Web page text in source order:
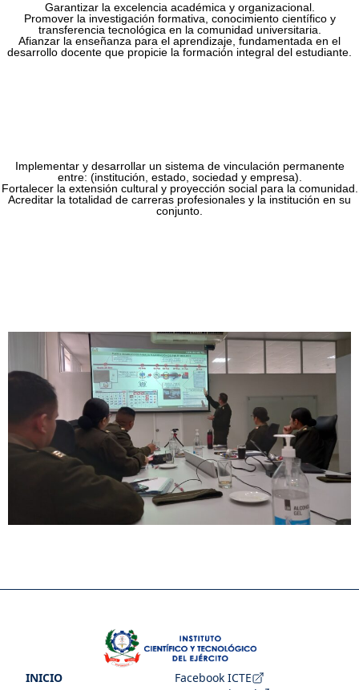
Garantizar la excelencia académica y organizacional.
Promover la investigación formativa, conocimiento científico y
transferencia tecnológica en la comunidad universitaria.
Afianzar la enseñanza para el aprendizaje, fundamentada en el
desarrollo docente que propicie la formación integral del estudiante.
Implementar y desarrollar un sistema de vinculación permanente
entre: (institución, estado, sociedad y empresa).
Fortalecer la extensión cultural y proyección social para la comunidad.
Acreditar la totalidad de carreras profesionales y la institución en su
conjunto.
INICIO
Facebook ICTE